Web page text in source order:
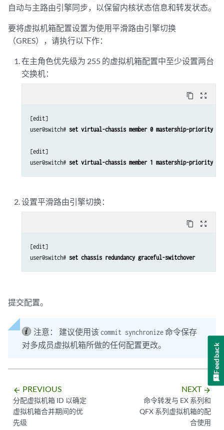
自动与主路由引擎同步，以保留内核状态信息和转发状态。
要将虚拟机箱配置设置为使用平滑路由引擎切换
（GRES），请执行以下作：
在主角色优先级为 255 的虚拟机箱配置中至少设置两台
交换机：
content_copy zoom_out_map
[edit]
user@switch# set virtual-chassis member 0 mastership-priority
[edit]
user@switch# set virtual-chassis member 1 mastership-priority
设置平滑路由引擎切换：
content_copy zoom_out_map
[edit]
user@switch# set chassis redundancy graceful-switchover
提交配置。
注意： 建议使用该 commit synchronize命令保存
对多成员虚拟机箱所做的任何配置更改。
arrow_backward PREVIOUS
分配虚拟机箱 ID 以确定
虚拟机箱合并期间的优
先级
NEXT arrow_forward
命令转发与 EX 系列和
QFX 系列虚拟机箱的配
合使用
Feedback